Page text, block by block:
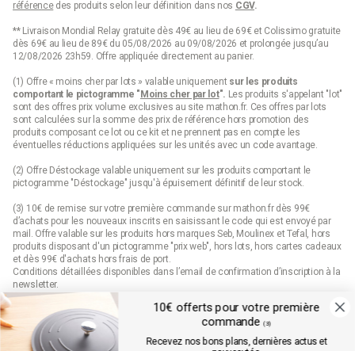
référencedes produits selon leur définition dans nos CGV.
** Livraison Mondial Relay gratuite dès 49€ au lieu de 69€ et Colissimo gratuite
dès 69€ au lieu de 89€ du 05/08/2026 au 09/08/2026 et prolongée jusqu’au
12/08/2026 23h59. Offre appliquée directement au panier.
(1) Offre « moins cher par lots » valable uniquement sur les produits
comportant le pictogramme "Moins cher par lot". Les produits s'appelant "lot"
sont des offres prix volume exclusives au site mathon.fr. Ces offres par lots
sont calculées sur la somme des prix de référence hors promotion des
produits composant ce lot ou ce kit et ne prennent pas en compte les
éventuelles réductions appliquées sur les unités avec un code avantage.
(2) Offre Déstockage valable uniquement sur les produits comportant le
pictogramme "Déstockage" jusqu'à épuisement définitif de leur stock.
(3) 10€ de remise sur votre première commande sur mathon.fr dès 99€
d’achats pour les nouveaux inscrits en saisissant le code qui est envoyé par
mail. Offre valable sur les produits hors marques Seb, Moulinex et Tefal, hors
produits disposant d'un pictogramme "prix web", hors lots, hors cartes cadeaux
et dès 99€ d'achats hors frais de port.
Conditions détaillées disponibles dans l’email de confirmation d’inscription à la
newsletter.
(4) Offre « Prix web » valable uniquement sur les produits comportant le
pictogramme "prix web". Les produits indiqués "prix web" sont des offres
exclusives au site mathon.fr. Offre non applicable en magasin ou en catalogue.
10€ offerts pour votre première
commande (3)
Recevez nos bons plans, dernières actus et